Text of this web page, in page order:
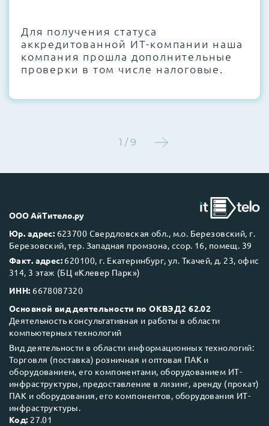
Этап 4:Стресс-тестирование под 100%
нагрузкой в течение 72 часов для
проверки стабильности всех подсистем
Next Business Day (NBD)
Для получения статуса
аккредитованной ИТ-компании наша
компания прошла дополнительные
проверки в том числе налоговые.
1 / 9
ООО АйТитело.ру
Юр. адрес: 623700 Свердловская обл., м.о. Березовский, г.
Березовский, тер. Западная промзона, ссор. 16, помещ. 39
Факт. адрес: 620100, г. Екатеринбург, ул. Ткачей, д. 23, офис
314, 3 этаж (БЦ «Клевер Парк»)
ИНН: 6678087320
Основной вид деятельности по ОКВЭД2 62.02
Деятельность консультативная и работы в области
компьютерных технологий
Вид деятельности в области информационных технологий:
Торговля (поставка) розничная и оптовая ПАК и
оборудованием, его компонентами, оборудованием ИТ-
инфраструктуры, предоставление в лизинг, аренду (прокат)
ПАК и оборудования, его компонентов, оборудования ИТ-
инфраструктуры.
Код: 27.01